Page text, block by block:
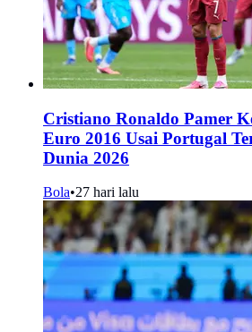
Cristiano Ronaldo Pamer
Euro 2016 Usai Portugal
Dunia 2026
Bola•27 hari lalu